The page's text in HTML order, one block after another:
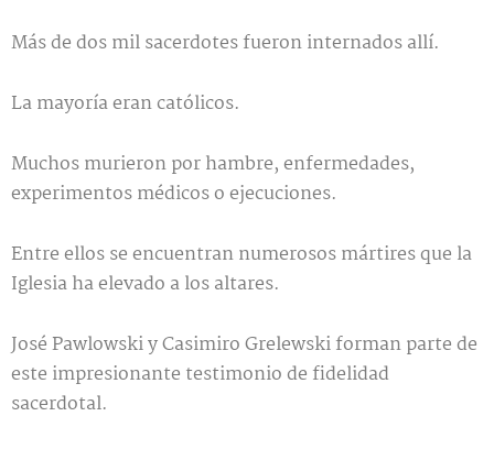
Más de dos mil sacerdotes fueron internados allí.
La mayoría eran católicos.
Muchos murieron por hambre, enfermedades,
experimentos médicos o ejecuciones.
Entre ellos se encuentran numerosos mártires que la
Iglesia ha elevado a los altares.
José Pawlowski y Casimiro Grelewski forman parte de
este impresionante testimonio de fidelidad
sacerdotal.